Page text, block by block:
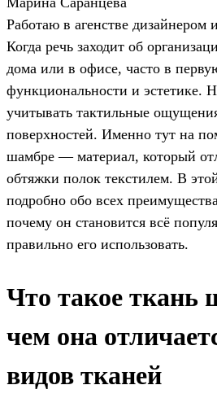
Работаю в агенстве дизайнером
Когда речь заходит об
дома или в офисе, часто в
функциональности и эстетике.
учитывать тактильные
поверхностей. Именно тут на
шамбре — материал, который
обтяжки полок текстилем. В
подробно обо всех
почему он становится всё
правильно его использовать.
Что такое ткань
чем она
видов тканей